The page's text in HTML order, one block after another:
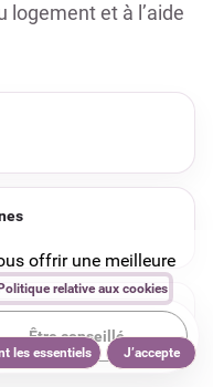
logement et à l’aide
Être conseillé
offrir une meilleure
Politique relative aux cookies
les essentiels J’accepte